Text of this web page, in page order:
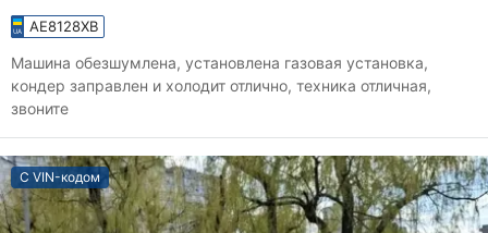
AE8128XB
Машина обезшумлена, установлена газовая установка,
кондер заправлен и холодит отлично, техника отличная,
звоните
С VIN-кодом